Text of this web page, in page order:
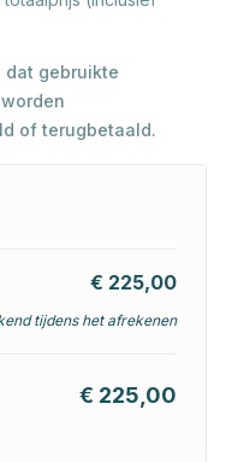
dat gebruikte
of terugbetaald.
€ 225,00
tijdens het afrekenen
€ 225,00